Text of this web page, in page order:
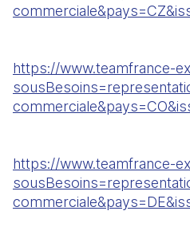
https://www.teamfrance-
https://www.teamfrance-